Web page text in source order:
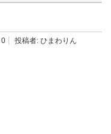
0 投稿者: ひまわりん